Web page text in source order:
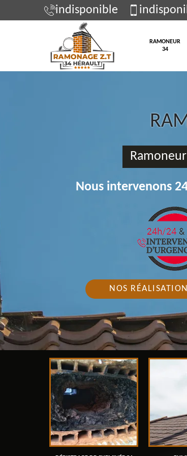
indisponible
RAMONEUR
34
Nous intervenons
NOS